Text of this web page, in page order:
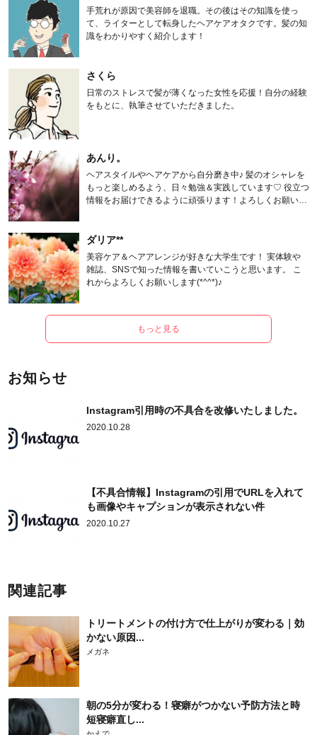
手荒れが原因で美容師を退職。その後はその知識を使っ
て、ライターとして転身したヘアケアオタクです。髪の知
識をわかりやすく紹介します！
さくら
日常のストレスで髪が薄くなった女性を応援！自分の経験
をもとに、執筆させていただきました。
あんり。
ヘアスタイルやヘアケアから自分磨き中♪ 髪のオシャレを
もっと楽しめるよう、日々勉強＆実践しています♡ 役立つ
情報をお届けできるように頑張ります！よろしくお願いし
ダリア**
美容ケア＆ヘアアレンジが好きな大学生です！ 実体験や
雑誌、SNSで知った情報を書いていこうと思います。 こ
れからよろしくお願いします(*^^*)♪
もっと見る
お知らせ
Instagram引用時の不具合を改修いたしました。
2020.10.28
【不具合情報】Instagramの引用でURLを入れて
も画像やキャプションが表示されない件
2020.10.27
関連記事
トリートメントの付け方で仕上がりが変わる｜効
かない原因...
メガネ
朝の5分が変わる！寝癖がつかない予防方法と時
短寝癖直し...